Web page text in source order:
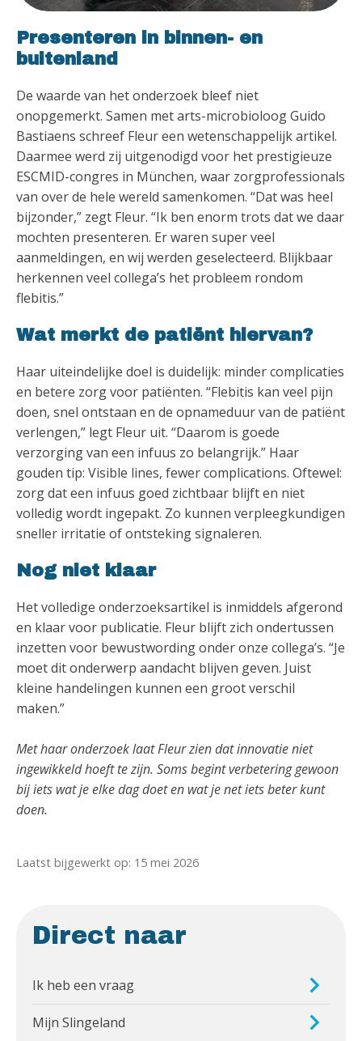
Presenteren in binnen- en
buitenland
De waarde van het onderzoek bleef niet
onopgemerkt. Samen met arts-microbioloog Guido
Bastiaens schreef Fleur een wetenschappelijk artikel.
Daarmee werd zij uitgenodigd voor het prestigieuze
ESCMID-congres in München, waar zorgprofessionals
van over de hele wereld samenkomen. “Dat was heel
bijzonder,” zegt Fleur. “Ik ben enorm trots dat we daar
mochten presenteren. Er waren super veel
aanmeldingen, en wij werden geselecteerd. Blijkbaar
herkennen veel collega’s het probleem rondom
flebitis.”
Wat merkt de patiënt hiervan?
Haar uiteindelijke doel is duidelijk: minder complicaties
en betere zorg voor patiënten. “Flebitis kan veel pijn
doen, snel ontstaan en de opnameduur van de patiënt
verlengen,” legt Fleur uit. “Daarom is goede
verzorging van een infuus zo belangrijk.” Haar
gouden tip: Visible lines, fewer complications. Oftewel:
zorg dat een infuus goed zichtbaar blijft en niet
volledig wordt ingepakt. Zo kunnen verpleegkundigen
sneller irritatie of ontsteking signaleren.
Nog niet klaar
Het volledige onderzoeksartikel is inmiddels afgerond
en klaar voor publicatie. Fleur blijft zich ondertussen
inzetten voor bewustwording onder onze collega’s. “Je
moet dit onderwerp aandacht blijven geven. Juist
kleine handelingen kunnen een groot verschil
maken.”
Met haar onderzoek laat Fleur zien dat innovatie niet
ingewikkeld hoeft te zijn. Soms begint verbetering gewoon
bij iets wat je elke dag doet en wat je net iets beter kunt
doen.
Laatst bijgewerkt op: 15 mei 2026
Direct naar
Ik heb een vraag
Mijn Slingeland